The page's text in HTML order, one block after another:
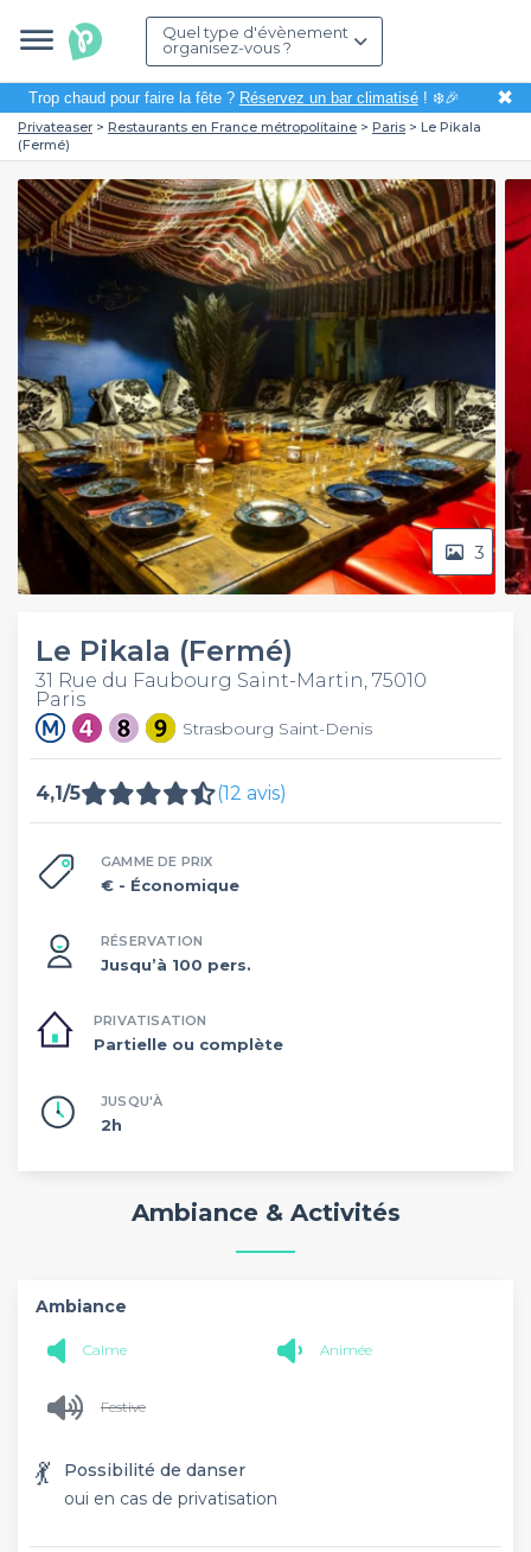
Quel type d'évènement
organisez-vous ?
Trop chaud pour faire la fête ? Réservez un bar climatisé! ❄️🎉 ✖
Privateaser Restaurants en France métropolitaine Paris
Le Pikala
(Fermé)
3
Le Pikala (Fermé)
31 Rue du Faubourg Saint-Martin, 75010
Paris
Strasbourg Saint-Denis
4,1/5 (12 avis)
GAMME DE PRIX
€ - Économique
RÉSERVATION
Jusqu’à 100 pers.
PRIVATISATION
Partielle ou complète
JUSQU'À
2h
Ambiance & Activités
Ambiance
Calme Animée
Festive
💃
Possibilité de danser
oui en cas de privatisation